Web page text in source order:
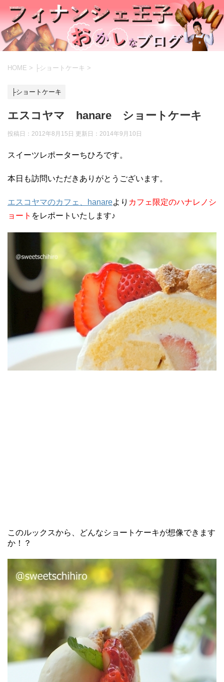
HOME > ├ショートケーキ >
├ショートケーキ
エスコヤマ hanare ショートケーキ
投稿日：2012年8月15日 更新日： 2014年9月10日
スイーツレポーターちひろです。
本日も訪問いただきありがとうございます。
エスコヤマのカフェ、hanareより カフェ限定のハナレノシ
ョート をレポートいたします♪
このルックスから、どんなショートケーキが想像できます
か！？